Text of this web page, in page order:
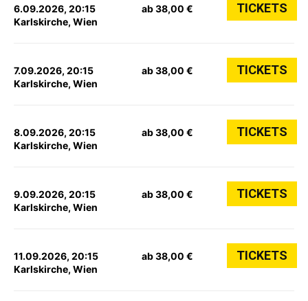
6.09.2026, 20:15
Karlskirche, Wien
ab 38,00 € TICKETS
7.09.2026, 20:15
Karlskirche, Wien
ab 38,00 € TICKETS
8.09.2026, 20:15
Karlskirche, Wien
ab 38,00 € TICKETS
9.09.2026, 20:15
Karlskirche, Wien
ab 38,00 € TICKETS
11.09.2026, 20:15
Karlskirche, Wien
ab 38,00 € TICKETS